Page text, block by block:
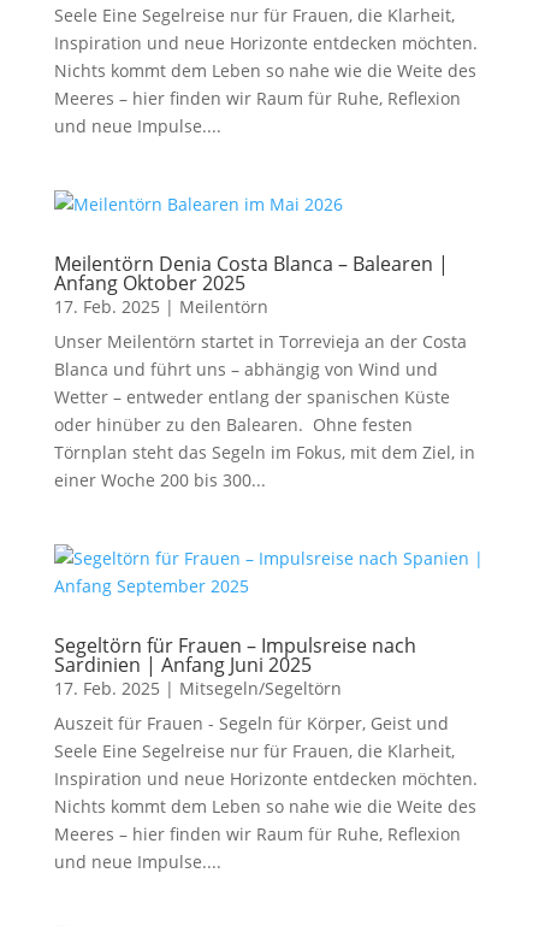
Seele Eine Segelreise nur für Frauen, die Klarheit,
Inspiration und neue Horizonte entdecken möchten.
Nichts kommt dem Leben so nahe wie die Weite des
Meeres – hier finden wir Raum für Ruhe, Reflexion
und neue Impulse....
Meilentörn Denia Costa Blanca – Balearen |
Anfang Oktober 2025
17. Feb. 2025 | Meilentörn
Unser Meilentörn startet in Torrevieja an der Costa
Blanca und führt uns – abhängig von Wind und
Wetter – entweder entlang der spanischen Küste
oder hinüber zu den Balearen. Ohne festen
Törnplan steht das Segeln im Fokus, mit dem Ziel, in
einer Woche 200 bis 300...
Segeltörn für Frauen – Impulsreise nach
Sardinien | Anfang Juni 2025
17. Feb. 2025 | Mitsegeln/Segeltörn
Auszeit für Frauen - Segeln für Körper, Geist und
Seele Eine Segelreise nur für Frauen, die Klarheit,
Inspiration und neue Horizonte entdecken möchten.
Nichts kommt dem Leben so nahe wie die Weite des
Meeres – hier finden wir Raum für Ruhe, Reflexion
und neue Impulse....